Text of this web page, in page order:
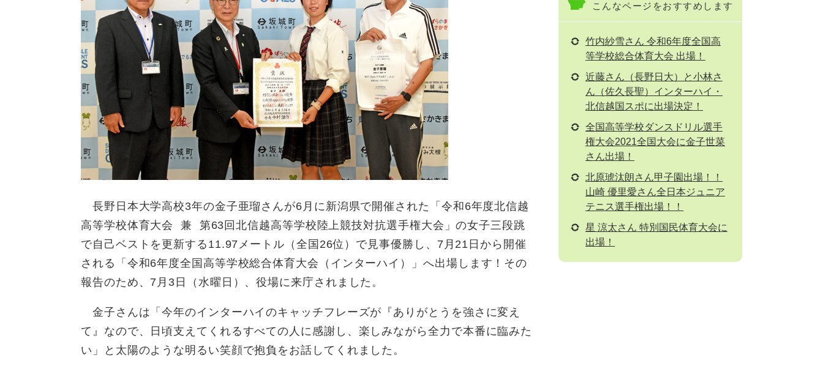
長野日本大学高校3年の金子亜瑠さんが6月に新潟県で開催された「令和6年度北信越
高等学校体育大会 兼 第63回北信越高等学校陸上競技対抗選手権大会」の女子三段跳
で自己ベストを更新する11.97メートル（全国26位）で見事優勝し、7月21日から開催
される「令和6年度全国高等学校総合体育大会（インターハイ）」へ出場します！その
報告のため、7月3日（水曜日）、役場に来庁されました。
金子さんは「今年のインターハイのキャッチフレーズが『ありがとうを強さに変え
て』なので、日頃支えてくれるすべての人に感謝し、楽しみながら全力で本番に臨みた
い」と太陽のような明るい笑顔で抱負をお話してくれました。
こんなページをおすすめします
竹内紗雪さん 令和6年度全国高
等学校総合体育大会 出場！
近藤さん（長野日大）と小林さ
ん（佐久長聖）インターハイ・
北信越国スポに出場決定！
全国高等学校ダンスドリル選手
権大会2021全国大会に金子世菜
さん出場！
北原琥汰朗さん甲子園出場！！
山崎 優里愛さん全日本ジュニア
テニス選手権出場！！
星 涼太さん 特別国民体育大会に
出場！